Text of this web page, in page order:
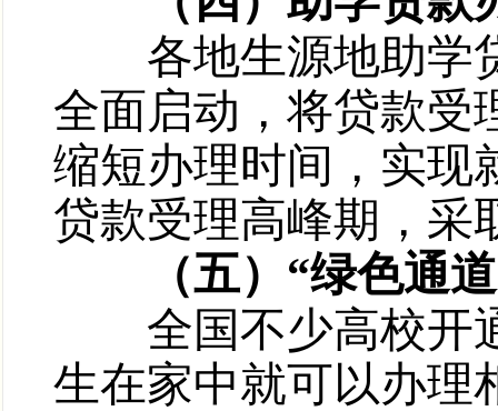
各地生源地助学贷
全面启动，将贷款受
缩短办理时间，实现
贷款受理高峰期，采
（五）“绿色通道
全国不少高校开通
生在家中就可以办理